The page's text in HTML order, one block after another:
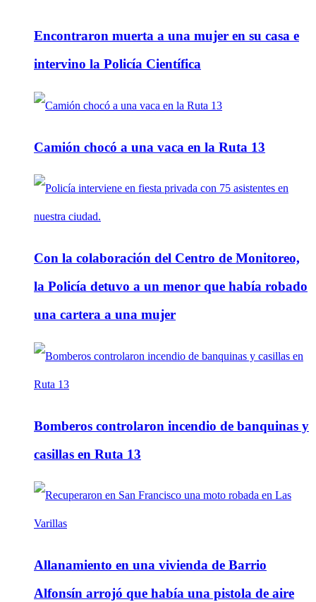
Encontraron muerta a una mujer en su casa e
intervino la Policía Científica
Camión chocó a una vaca en la Ruta 13
Con la colaboración del Centro de Monitoreo,
la Policía detuvo a un menor que había robado
una cartera a una mujer
Bomberos controlaron incendio de banquinas y
casillas en Ruta 13
Allanamiento en una vivienda de Barrio
Alfonsín arrojó que había una pistola de aire